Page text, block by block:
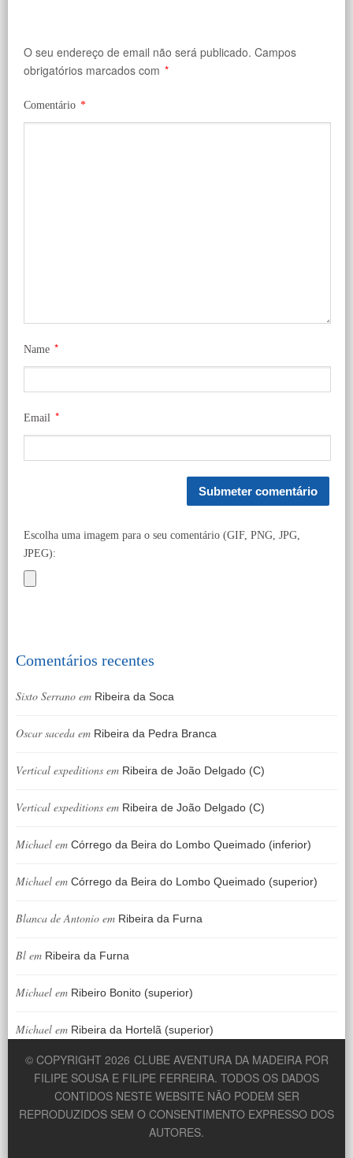
O seu endereço de email não será publicado. Campos
obrigatórios marcados com *
Comentário *
Name *
Email *
Escolha uma imagem para o seu comentário (GIF, PNG, JPG,
JPEG):
Comentários recentes
Sixto Serrano em Ribeira da Soca
Oscar saceda em Ribeira da Pedra Branca
Vertical expeditions em Ribeira de João Delgado (C)
Vertical expeditions em Ribeira de João Delgado (C)
Michael em Córrego da Beira do Lombo Queimado (inferior)
Michael em Córrego da Beira do Lombo Queimado (superior)
Blanca de Antonio em Ribeira da Furna
Bl em Ribeira da Furna
Michael em Ribeiro Bonito (superior)
Michael em Ribeira da Hortelã (superior)
© COPYRIGHT 2026 CLUBE AVENTURA DA MADEIRA POR
FILIPE SOUSA E FILIPE FERREIRA. TODOS OS DADOS
CONTIDOS NESTE WEBSITE NÃO PODEM SER
REPRODUZIDOS SEM O CONSENTIMENTO EXPRESSO DOS
AUTORES.